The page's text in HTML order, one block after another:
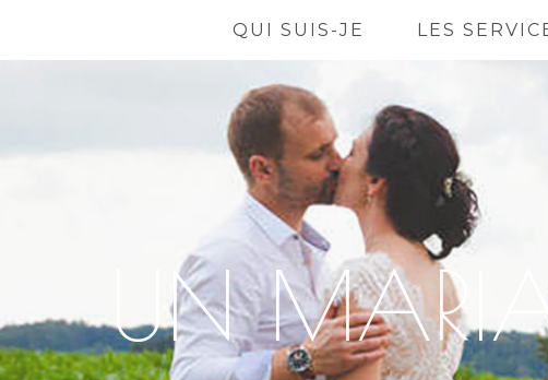
QUI SUIS-JE LES
UN